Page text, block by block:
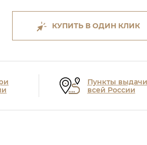
КУПИТЬ В ОДИН КЛИК
Пункты
всей России